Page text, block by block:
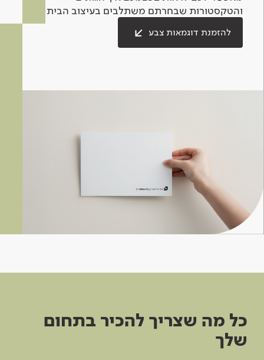
והטקסטורות שבחרתם משתלבים בעיצוב הבית.
להזמנת דוגמאות צבע
כל מה שצריך להכיר בתחום
שלך